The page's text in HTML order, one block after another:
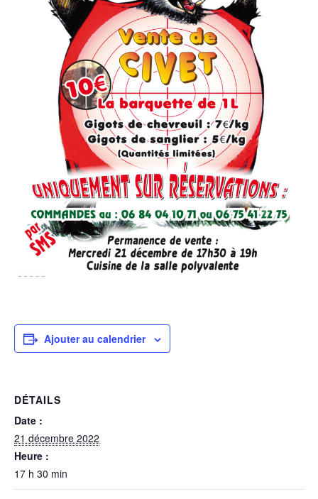
Ajouter au calendrier
DÉTAILS
Date :
21 décembre 2022
Heure :
17 h 30 min